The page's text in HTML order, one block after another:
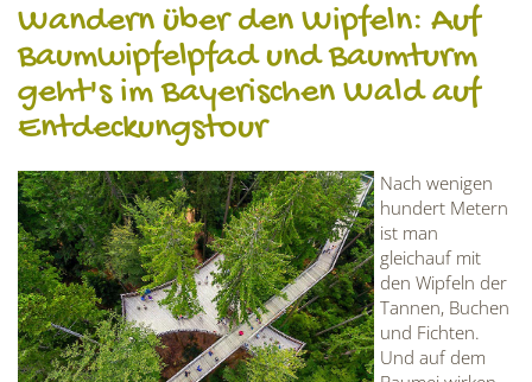
Wandern über den Wipfeln: Auf
Baumwipfelpfad und Baumturm
geht's im Bayerischen Wald auf
Entdeckungstour
Nach wenigen
hundert Metern
ist man
gleichauf mit
den Wipfeln der
Tannen, Buchen
und Fichten.
Und auf dem